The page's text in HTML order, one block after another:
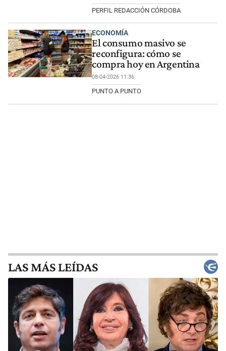
PERFIL REDACCIÓN CÓRDOBA
ECONOMÍA
El consumo masivo se
reconfigura: cómo se
compra hoy en Argentina
08-04-2026 11:36
PUNTO A PUNTO
LAS MÁS LEÍDAS